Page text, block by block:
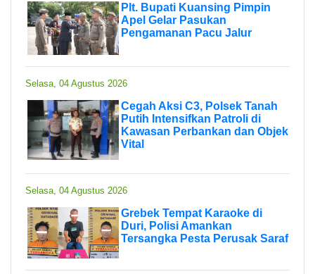
Plt. Bupati Kuansing Pimpin
Apel Gelar Pasukan
Pengamanan Pacu Jalur
Selasa, 04 Agustus 2026
Cegah Aksi C3, Polsek Tanah
Putih Intensifkan Patroli di
Kawasan Perbankan dan Objek
Vital
Selasa, 04 Agustus 2026
Grebek Tempat Karaoke di
Duri, Polisi Amankan
Tersangka Pesta Perusak Saraf